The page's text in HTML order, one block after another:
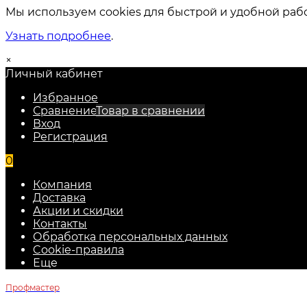
Мы используем cookies для быстрой и удобной
Узнать подробнее.
×
Личный кабинет
Избранное
СравнениеТовар в сравнении
Вход
Регистрация
0
Компания
Доставка
Акции и скидки
Контакты
Обработка персональных данных
Cookie-правила
Еще
Профмастер